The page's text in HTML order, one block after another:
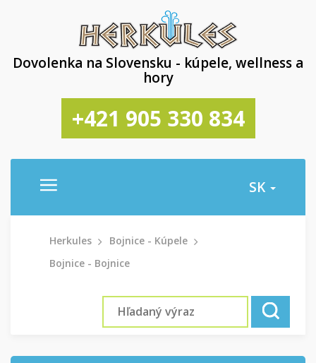
Dovolenka na Slovensku - kúpele, wellness a
hory
+421 905 330 834
SK
Herkules
Bojnice - Kúpele
Bojnice - Bojnice